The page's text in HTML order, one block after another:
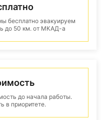
бесплатно эвакуируем
до 50 км. от МКАД-а
до начала работы.
в приоритете.